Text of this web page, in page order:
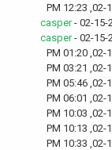
casper- 02-15-
casper- 02-15-